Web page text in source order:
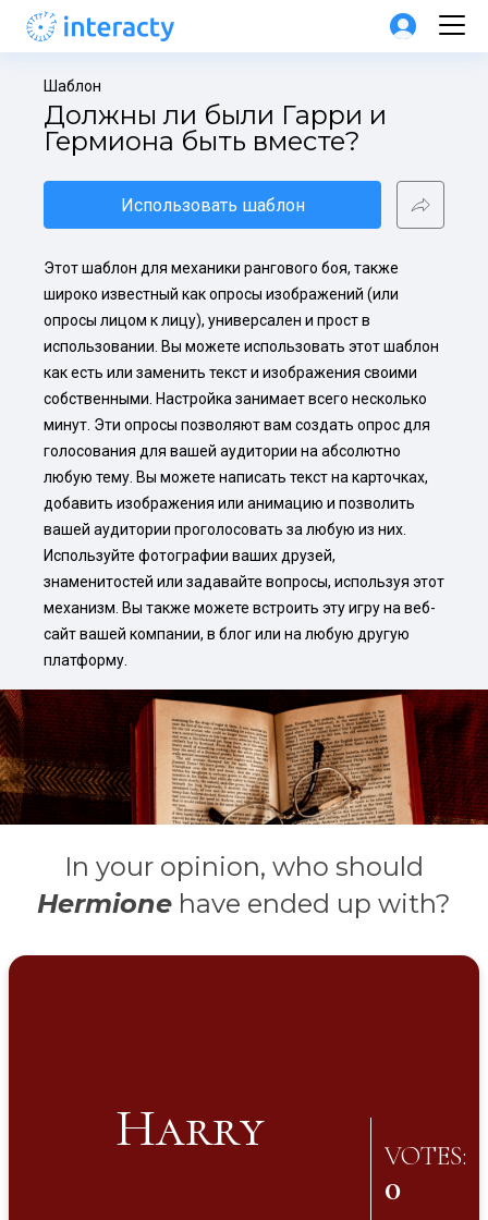
Шаблон
Должны ли были Гарри и
Гермиона быть вместе?
Использовать шаблон
Этот шаблон для механики рангового боя, также
широко известный как опросы изображений (или
опросы лицом к лицу), универсален и прост в
использовании. Вы можете использовать этот шаблон
как есть или заменить текст и изображения своими
собственными. Настройка занимает всего несколько
минут. Эти опросы позволяют вам создать опрос для
голосования для вашей аудитории на абсолютно
любую тему. Вы можете написать текст на карточках,
добавить изображения или анимацию и позволить
вашей аудитории проголосовать за любую из них.
Используйте фотографии ваших друзей,
знаменитостей или задавайте вопросы, используя этот
механизм. Вы также можете встроить эту игру на веб-
сайт вашей компании, в блог или на любую другую
платформу.